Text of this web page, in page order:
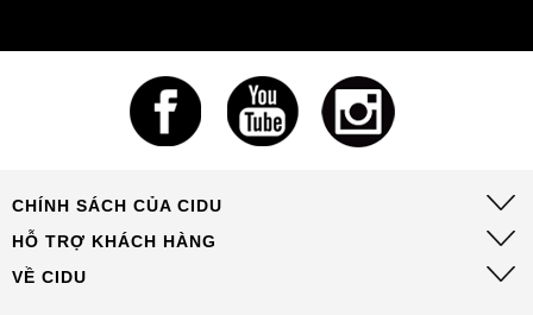
CHÍNH SÁCH CỦA CIDU
HỖ TRỢ KHÁCH HÀNG
VỀ CIDU